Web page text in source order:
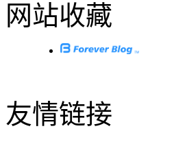
网站收藏
友情链接